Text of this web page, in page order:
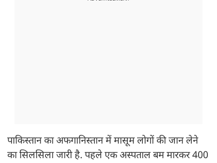
पाकिस्तान का अफगानिस्तान में मासूम लोगों की जान लेने
का सिलसिला जारी है. पहले एक अस्पताल बम मारकर 400